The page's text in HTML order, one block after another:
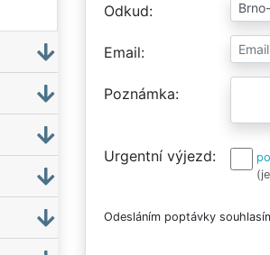
Odkud
Email
Poznámka
Urgentní výjezd
Odesláním poptávky